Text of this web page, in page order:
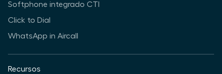
Softphone integrado CTI
Click to Dial
WhatsApp in Aircall
Recursos